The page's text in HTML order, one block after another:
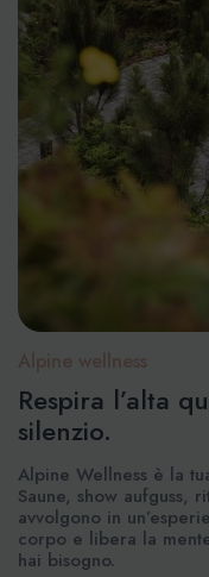
Alpine wellness
Respira l’alta
silenzio.
Alpine Wellness è la
Saune, show aufguss,
avvolgono in
corpo e libera la
hai bisogno.